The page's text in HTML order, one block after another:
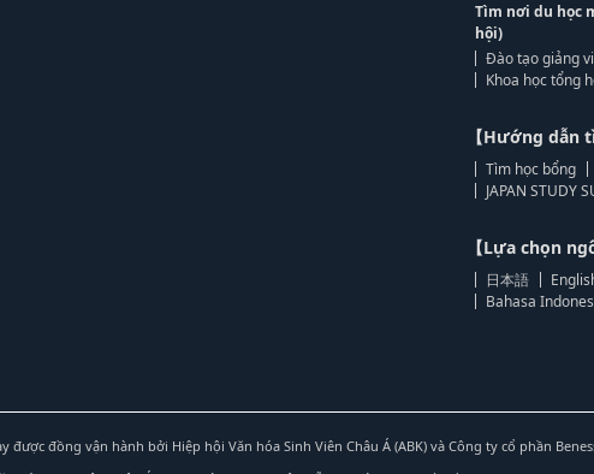
Tìm nơi du học
hội)
Đào tạo giảng
Khoa học tổng
【Hướng dẫn
Tìm học bổng
JAPAN STUDY
【Lựa chọn
日本語
Bahasa
được đồng vận hành bởi Hiệp hội Văn hóa Sinh Viên Châu Á (ABK) và Công ty cổ phần